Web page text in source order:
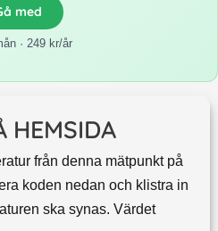
med
· 249 kr/år
HEMSIDA
från denna mätpunkt på
koden nedan och klistra in
ska synas. Värdet